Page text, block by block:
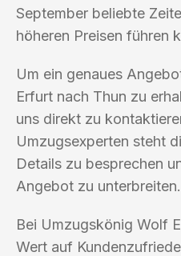
September beliebte
höheren Preisen führen
Um ein genaues
Erfurt nach Thun zu
uns direkt zu
Umzugsexperten steht
Details zu besprechen
Angebot zu unterbreiten.
Bei Umzugskönig Wolf
Wert auf